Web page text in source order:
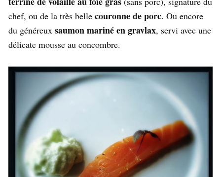
chef, ou de la très belle couronne de porc. Ou encore
du généreux saumon mariné en gravlax, servi avec une
délicate mousse au concombre.